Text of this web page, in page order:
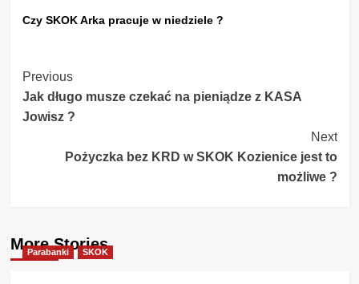
Czy SKOK Arka pracuje w niedziele ?
Post
Navigation
Previous
Jak długo musze czekać na pieniądze z KASA
Jowisz ?
Next
Pożyczka bez KRD w SKOK Kozienice jest to
możliwe ?
More Stories
Parabanki SKOK